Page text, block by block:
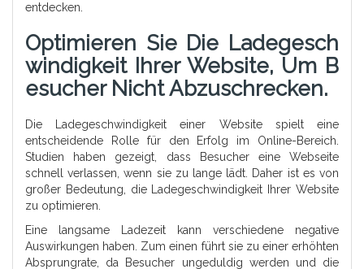
entdecken.
Optimieren Sie Die Ladegesch
Windigkeit Ihrer Website, Um B
Esucher Nicht Abzuschrecken.
Die Ladegeschwindigkeit einer Website spielt eine
entscheidende Rolle für den Erfolg im Online-Bereich.
Studien haben gezeigt, dass Besucher eine Webseite
schnell verlassen, wenn sie zu lange lädt. Daher ist es von
großer Bedeutung, die Ladegeschwindigkeit Ihrer Website
zu optimieren.
Eine langsame Ladezeit kann verschiedene negative
Auswirkungen haben. Zum einen führt sie zu einer erhöhten
Absprungrate, da Besucher ungeduldig werden und die